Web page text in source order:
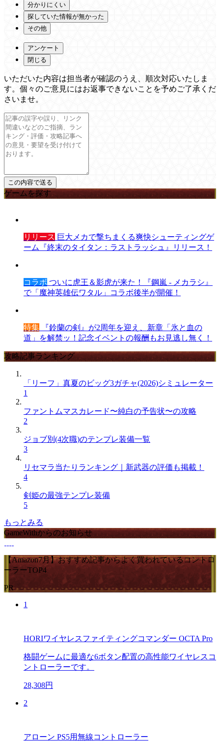
分かりにくい
探していた情報が無かった
その他
アンケート
閉じる
いただいた内容は担当者が確認のうえ、順次対応いたしま
す。個々のご意見にはお返事できないことを予めご了承くだ
さいませ。
ゲームを探す
リリース 巨大メカで撃ちまくる爽快シューティングゲ
ーム『終末のタイタン：ラストラッシュ』リリース！
コラボ ついに虎王＆影虎が来た！『鋼嵐 - メカラシ』
で「魔神英雄伝ワタル」コラボ後半が開催！
特集 『鈴蘭の剣』が2周年を迎え、新章「氷と血の
道」を解禁ッ！記念イベントの報酬もお見逃し無く！
攻略記事ランキング
「リーフ」真夏のビッグ3ガチャ(2026)シミュレーター
1
ファントムマスカレード〜純白の予告状〜の攻略
2
ジョブ別(4次職)のテンプレ装備一覧
3
リセマラ当たりランキング｜新武器の評価も掲載！
4
剣姫の最強テンプレ装備
5
もっとみる
GameWithからのお知らせ
【Amazon7月】おすすめ記事からよく買われているコントロ
ーラーTOP4
PR
1
HORIワイヤレスファイティングコマンダー OCTA Pro
格闘ゲームに最適な6ボタン配置の高性能ワイヤレスコ
ントローラーです。
28,308円
2
アローン PS5用無線コントローラー